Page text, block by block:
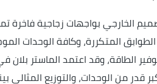
الخارجي بواجهات زجاجية
المتكررة، وكافة الوحدات
الطاقة، وقد اعتمد الماستر بلان
قدر من الوحدات، والتوزيع